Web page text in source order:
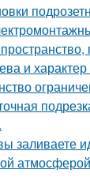
и
заливаете